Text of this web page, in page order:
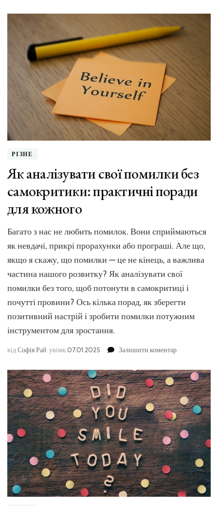
собі:
РІЗНЕ
Як аналізувати свої помилки без
самокритики: практичні поради
для кожного
Багато з нас не любить помилок. Вони сприймаються
як невдачі, прикрі прорахунки або програші. Але що,
якщо я скажу, що помилки — це не кінець, а важлива
частина нашого розвитку? Як аналізувати свої
помилки без того, щоб потонути в самокритиці і
почутті провини? Ось кілька порад, як зберегти
позитивний настрій і зробити помилки потужним
інструментом для зростання.
відСофія Рай увімк.07.01.2025 Залишити коментардо
аналізувати
свої
помилки
без
самокритики:
практичні
поради
для
кожного